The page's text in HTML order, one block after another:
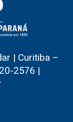
| Curitiba –
2576 |